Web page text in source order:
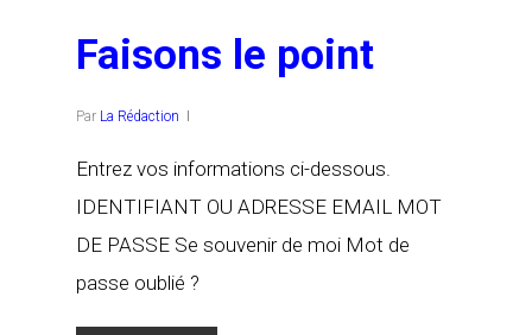
Faisons le point
Par La Rédaction
Entrez vos informations ci-dessous.
IDENTIFIANT OU ADRESSE EMAIL MOT
DE PASSE Se souvenir de moi Mot de
passe oublié ?